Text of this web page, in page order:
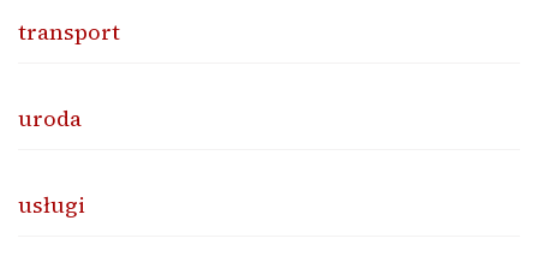
transport
uroda
usługi